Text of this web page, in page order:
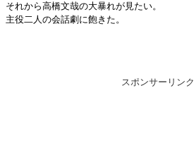
それから高橋文哉の大暴れが見たい。
主役二人の会話劇に飽きた。
スポンサーリンク